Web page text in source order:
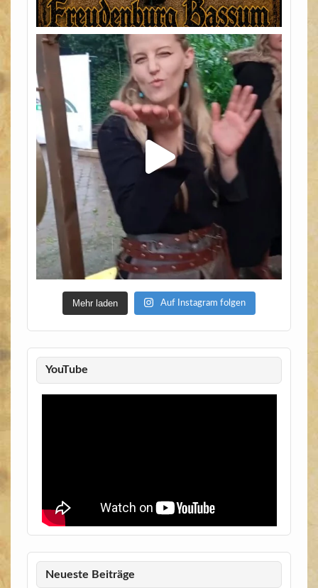
Mehr laden Auf Instagram folgen
YouTube
Neueste Beiträge